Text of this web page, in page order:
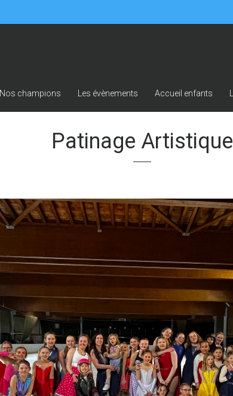
Nos champions Les évènements Accueil enfants
Patinage Artistique